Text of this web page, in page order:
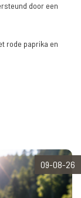
door een
rode paprika en
09-08-26